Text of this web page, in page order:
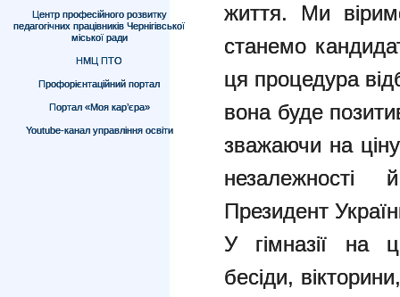
Центр професійного розвитку
педагогічних працівників Чернігівської
міської ради
НМЦ ПТО
Профорієнтаційний портал
Портал «Моя кар’єра»
Youtube-канал управління освіти
життя. Ми
станемо
ця процедура
вона буде
зважаючи на
незалежності
Президент
У гімназії на
бесіди,